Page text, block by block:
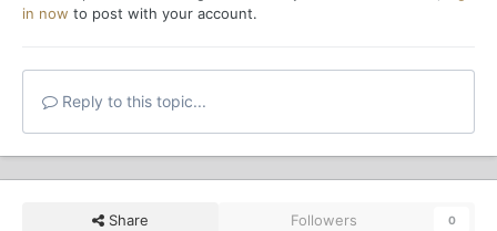
in now to post with your account.
Reply to this topic...
Share Followers 0